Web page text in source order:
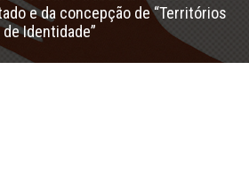
e da concepção de “Territórios
de Identidade”